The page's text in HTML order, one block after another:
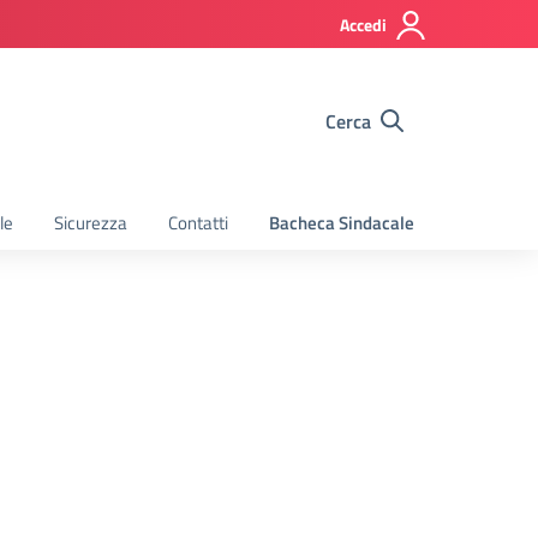
Accedi
Cerca
Sicurezza Contatti Bacheca Sindacale